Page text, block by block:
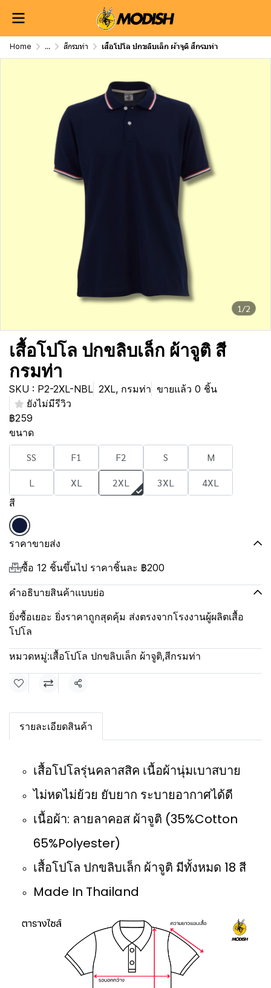
Home ... สีกรมท่า เสื้อโปโล ปกขลิบเล็ก ผ้าจูติ สีกรมท่า
1/2
เสื้อโปโล ปกขลิบเล็ก ผ้าจูติ สี
กรมท่า
SKU : P2-2XL-NBL 2XL, กรมท่า ขายแล้ว 0 ชิ้น
ยังไม่มีรีวิว
฿259
ขนาด
SS F1 F2 S
M
L
XL 2XL 3XL 4XL
สี
ราคาขายส่ง
ซื้อ 12 ชิ้นขึ้นไป ราคาชิ้นละ ฿200
คำอธิบายสินค้าแบบย่อ
ยิ่งซื้อเยอะ ยิ่งราคาถูกสุดคุ้ม ส่งตรงจากโรงงานผู้ผลิตเสื้อ
โปโล
หมวดหมู่:เสื้อโปโล ปกขลิบเล็ก ผ้าจูติ,สีกรมท่า
แชร์
รายละเอียดสินค้า
เสื้อโปโลรุ่นคลาสสิค เนื้อผ้านุ่มเบาสบาย
ไม่หดไม่ย้วย ยับยาก ระบายอากาศได้ดี
เนื้อผ้า: ลายลาคอส ผ้าจูติ (35%Cotton
65%Polyester)
เสื้อโปโล ปกขลิบเล็ก ผ้าจูติ มีทั้งหมด 18 สี
Made In Thailand